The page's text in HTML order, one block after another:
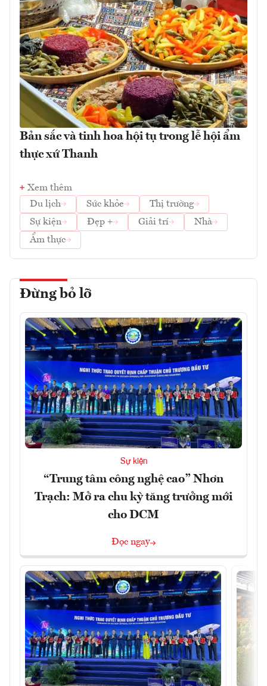
Bản sắc và tinh hoa hội tụ trong lễ hội ẩm
thực xứ Thanh
Xem thêm
Du lịch
Sức khỏe
Thị trường
Sự kiện
Đẹp + Giải trí
Nhà
Ẩm thực
Đừng bỏ lỡ
Sự kiện
“Trung tâm công nghệ cao” Nhơn
Trạch: Mở ra chu kỳ tăng trưởng mới
cho DCM
Đọc ngay